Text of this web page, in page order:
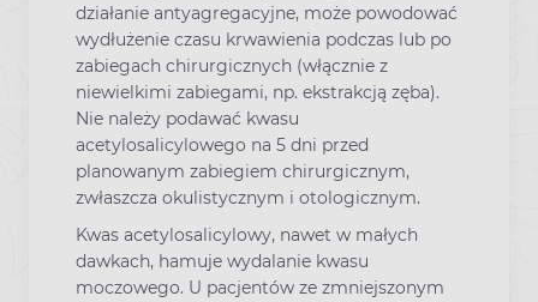
działanie antyagregacyjne, może powodować
wydłużenie czasu krwawienia podczas lub po
zabiegach chirurgicznych (włącznie z
niewielkimi zabiegami, np. ekstrakcją zęba).
Nie należy podawać kwasu
acetylosalicylowego na 5 dni przed
planowanym zabiegiem chirurgicznym,
zwłaszcza okulistycznym i otologicznym.
Kwas acetylosalicylowy, nawet w małych
dawkach, hamuje wydalanie kwasu
moczowego. U pacjentów ze zmniejszonym